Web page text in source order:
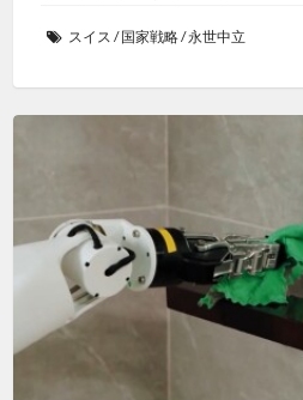
スイス /国家戦略/永世中立